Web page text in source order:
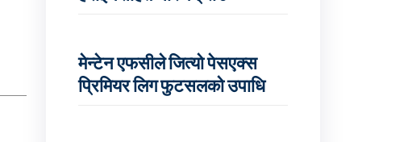
मेन्टेन एफसीले जित्यो पेसएक्स
प्रिमियर लिग फुटसलको उपाधि